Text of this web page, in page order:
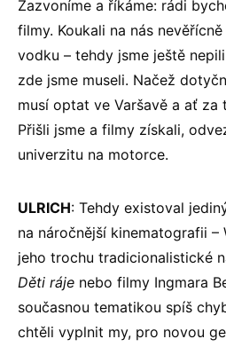
Zazvoníme a říkáme: rádi
filmy. Koukali na nás
vodku – tehdy jsme ještě
zde jsme museli. Načež
musí optat ve Varšavě a ať za
Přišli jsme a filmy získali,
univerzitu na motorce.
ULRICH: Tehdy existoval
na náročnější kinematografii –
jeho trochu tradicionalistické
Děti ráje nebo filmy Ingmara
současnou tematikou spíš
chtěli vyplnit my, pro novou